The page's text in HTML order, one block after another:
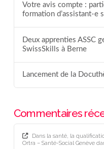
Votre avis compte :
formation d’assistant-e
Deux apprenties ASSC
SwissSkills à Berne
Lancement de la
Commentaires
Dans la santé, la
Ortra – Santé-Social Genève